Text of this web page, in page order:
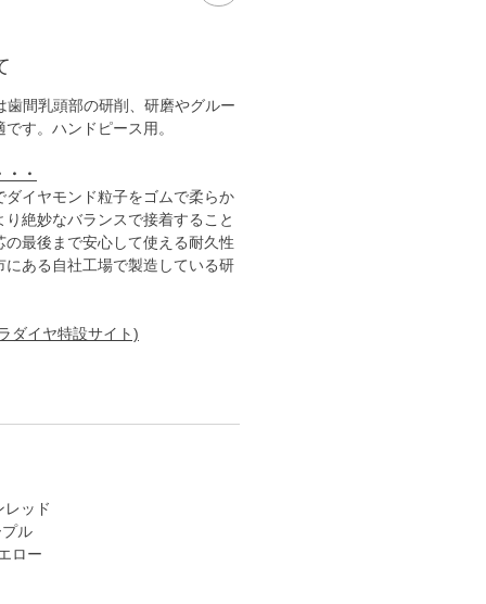
歯間乳頭部の研削、研磨やグルー
す。ハンドピース用。
・
ダイヤモンド粒子をゴムで柔らか
り絶妙なバランスで接着すること
の最後まで安心して使える耐久性
にある自社工場で製造している研
ダイヤ特設サイト)
ッド
ル
ロー